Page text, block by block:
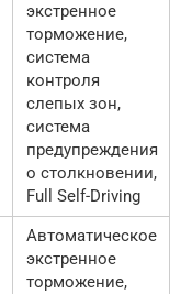
экстренное
торможение,
система
контроля
слепых зон,
система
предупреждения
о столкновении,
Full Self-Driving
Автоматическое
экстренное
торможение,